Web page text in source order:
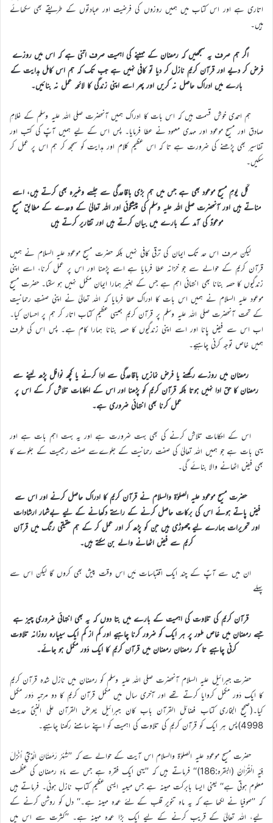
اتاری ہے اور اس کتاب میں ہمیں روزوں کی فرضیت اور عبادتوں کے طریقے بھی سکھائے
ہیں۔
اگر ہم صرف یہ سمجھیں کہ رمضان کے مہینے کی اہمیت صرف اتنی ہے کہ اس میں روزے
فرض کر دیے اور قرآن کریم نازل کر دیا تو کافی نہیں ہے جب تک کہ ہم اس کامل ہدایت کے
بارے میں ادراک حاصل نہ کریں اور پھر اسے اپنی زندگی کا لائحہ عمل نہ بنائیں۔
ہم احمدی خوش قسمت ہیں کہ اس بات کا ادراک ہمیں آنحضرت صلی اللہ علیہ وسلم کے غلامِ
صادق اور مسیح موعود اور مہدی معہود نے عطا فرمایا۔ پس اس کے لیے ہمیں آپؑ کی کتب اور
تفاسیر بھی پڑھنے کی ضرورت ہے تا کہ اس عظیم کلام اور ہدایت کو سمجھ کر ہم اس پر عمل کر
سکیں۔
کَل یومِ مسیح موعود بھی ہے جس میں ہم بڑی باقاعدگی سے جلسے وغیرہ بھی کرتے ہیں، اسے
مناتے ہیں اور آنحضرت صلی اللہ علیہ وسلم کی پیشگوئی اور اللہ تعالیٰ کے وعدے کے مطابق مسیح
موعودؑ کی آمد کے بارے میں بیان کرتے ہیں اور تقاریر کرتے ہیں
لیکن صرف اس حد تک ایمان کی ترقی کافی نہیں بلکہ حضرت مسیح موعود علیہ السلام نے ہمیں
قرآن کریم کے حوالے سے جو خزانہ عطا فرمایا ہے اسے پڑھنا اور اس پر عمل کرنا، اسے اپنی
زندگیوں کا حصہ بنانا بھی انتہائی اہم ہے جس کے بغیر ہمارا ایمان مکمل نہیں ہو سکتا۔ حضرت مسیح
موعود علیہ السلام نے ہمیں اس بات کا ادراک عطا فرمایا کہ اللہ تعالیٰ نے اپنی صفتِ رحمانیت
کے تحت آنحضرت صلی اللہ علیہ وسلم پر قرآن کریم جیسی عظیم کتاب اتار کر ہم پر احسان کیا۔
اب اس سے فیض پانا اور اسے اپنی زندگیوں کا حصہ بنانا ہمارا کام ہے۔ پس اس کی طرف
ہمیں خاص توجہ کرنی چاہیے۔
رمضان میں روزے رکھنے یا فرض نمازیں باقاعدگی سے ادا کرنے یا کچھ نوافل پڑھ لینے سے
رمضان کا حق ادا نہیں ہوتا بلکہ قرآن کریم کو پڑھنا اور اس کے احکامات تلاش کر کے اس پر
عمل کرنا بھی انتہائی ضروری ہے۔
اس کے احکامات تلاش کرنے کی بھی بہت ضرورت ہے اور یہ بہت اہم بات ہے اور
یہی بات ہے جو ہمیں اللہ تعالیٰ کی صفت رحمانیت کے جلوےسے صفت رحیمیت کے جلوے کا
بھی فیض اٹھانے والا بنائے گی۔
حضرت مسیح موعود علیہ الصلوٰۃ والسلام نے قرآن کریم کا ادراک حاصل کرنے اور اس سے
فیض پاتے ہوئے اس کی برکات حاصل کرنے کے راستے دکھانے کے لیے بےشمار ارشادات
اور تحریرات ہمارے لیے چھوڑی ہیں جن کو پڑھ کر اور عمل کر کے ہم حقیقی رنگ میں قرآن
کریم سے فیض اٹھانے والے بن سکتے ہیں۔
ان میں سے آپؑ کے چند ایک اقتباسات مَیں اس وقت پیش بھی کروں گا لیکن اس سے
پہلے
قرآن کریم کی تلاوت کی اہمیت کے بارے میں بتا دوں کہ یہ بھی انتہائی ضروری چیز ہے
جسے رمضان میں خاص طور پر ہر ایک کو ضرور کرنا چاہیے اور کم از کم ایک سیپارہ روزانہ تلاوت
کرنی چاہیے تا کہ رمضان رمضان میں قرآن کریم کا ایک دَور مکمل ہو جائے۔
حضرت جبرائیل علیہ السلام آنحضرت صلی اللہ علیہ وسلم کو رمضان میں نازل شدہ قرآن کریم
کا ایک دَور مکمل کروایا کرتے تھے اور آخری سال میں مکمل قرآن کریم کا دو مرتبہ دَور مکمل
کیا۔(صحیح البخاری کتاب فضائل القرآن باب کان جبرائیل یعرض القرآن علی النبیؐ حدیث
4998)پس ہر ایک کو قرآن کریم کی تلاوت کی اہمیت کو اپنے سامنے رکھنا چاہیے۔
حضرت مسیح موعود علیہ الصلوٰۃ والسلام اس آیت کے حوالے سے کہ ’’شَہْرُ رَمَضَانَ الَّذِيْٓ اُنْزِلَ
فِيْہِ الْقُرْاٰنُ (البقرہ:186)‘‘ فرماتے ہیں کہ ’’یہی ایک فقرہ ہے جس سے ماہِ رمضان کی عظمت
معلوم ہوتی ہے‘‘ یعنی ایسا بابرکت مہینہ ہے جس میںیہ ایسی عظیم کتاب نازل ہوئی۔ فرماتے ہیں
کہ ’’صوفیا نے لکھا ہے کہ یہ ماہ تنویرِ قلب کے لئے عمدہ مہینہ ہے۔‘‘ دل کو روشن کرنے کے
لیے، اللہ تعالیٰ کے قریب کرنے کے لیے ایک بڑا عمدہ مہینہ ہے۔ ’’کثرت سے اس میں